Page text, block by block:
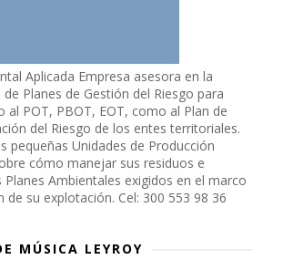
Aplicada Empresa asesora en la
Planes de Gestión del Riesgo para
al POT, PBOT, EOT, como al Plan de
del Riesgo de los entes territoriales.
pequeñas Unidades de Producción
cómo manejar sus residuos e
Ambientales exigidos en el marco
de su explotación. Cel: 300 553 98 36
MÚSICA LEYROY